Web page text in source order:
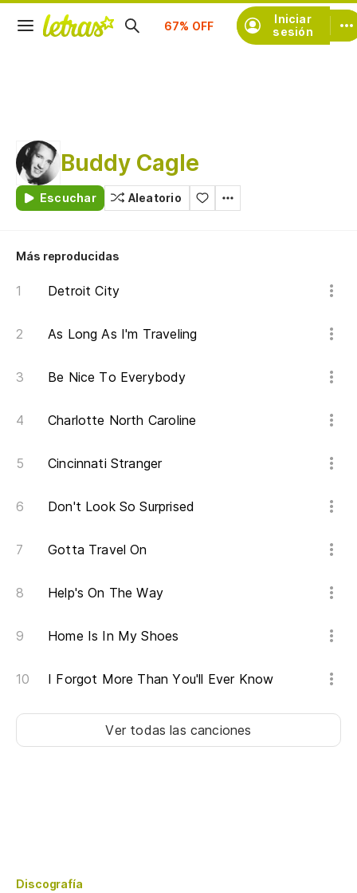
Iniciar
sesión
Buddy Cagle
Escuchar Aleatorio
Más reproducidas
Detroit City
As Long As I'm Traveling
Be Nice To Everybody
Charlotte North Caroline
Cincinnati Stranger
Don't Look So Surprised
Gotta Travel On
Help's On The Way
Home Is In My Shoes
I Forgot More Than You'll Ever Know
Ver todas las canciones
Discografía